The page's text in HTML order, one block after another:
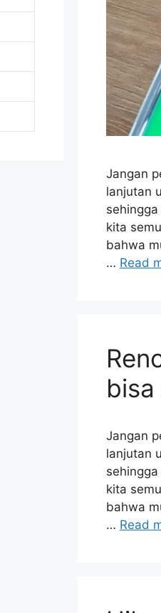
Jangan
lanjutan
kita
bahwa
… Read
Jangan
lanjutan
kita
bahwa
… Read